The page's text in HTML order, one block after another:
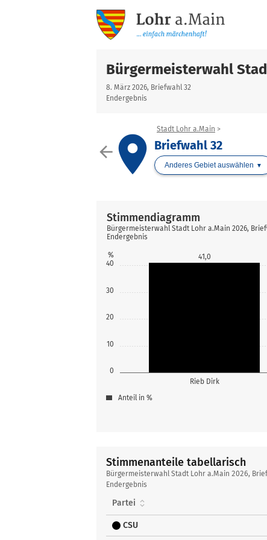
Bürgermeisterwahl
8. März 2026, Briefwahl 32
Endergebnis
arrow_backplace
Stadt Lohr a.Main
Briefwahl 32
Anderes Gebiet auswählen
0
10
20
30
40
%
Rieb Dirk
41,0
Stimmendiagramm
Bürgermeisterwahl Stadt Lohr a.Main 2026,
Endergebnis
Anteil in %
Stimmenanteile tabellarisch
Stimmenanteile
tabellarisch
Bürgermeisterwahl Stadt Lohr a.Main 2026,
Endergebnis
Partei
CSU